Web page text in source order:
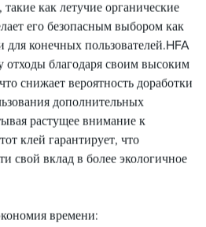
как летучие органические
его безопасным выбором как
для конечных пользователей.HFA
благодаря своим высоким
снижает вероятность доработки
дополнительных
растущее внимание к
клей гарантирует, что
свой вклад в более экологичное
времени: